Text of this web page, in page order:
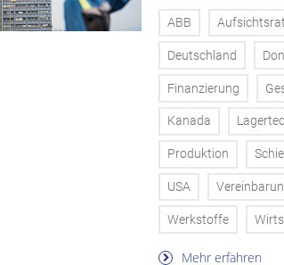
ABB Aufsichtsrat
Deutschland
Finanzierung
Kanada
Produktion
USA
Werkstoffe
Mehr erfahren